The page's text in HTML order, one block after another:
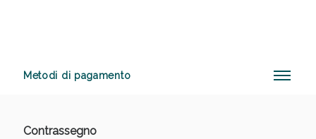
Metodi di pagamento
Contrassegno